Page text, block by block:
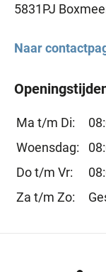
5831PJ
Naar
Ma t/m Di:
Woensdag:
Do t/m Vr:
Za t/m Zo: